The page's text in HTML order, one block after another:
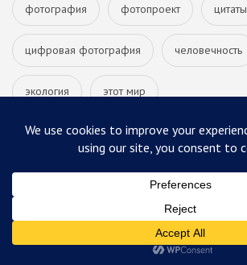
фотография фотопроект цитаты
цифровая фотография человечность
экология этот мир